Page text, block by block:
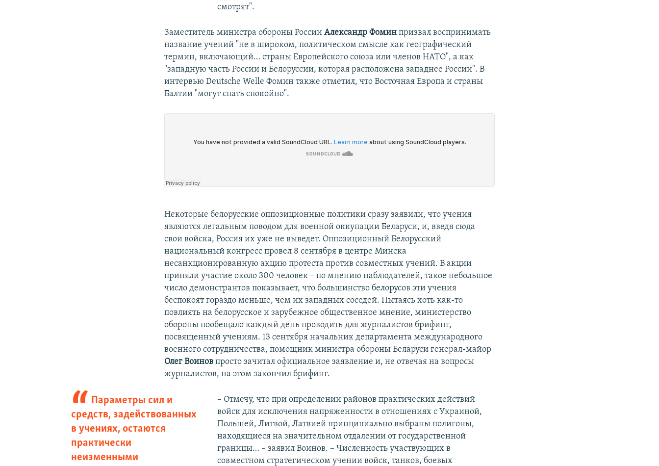
смотрят".
Заместитель министра обороны РоссииАлександр Фомин призвал воспринимать
название учений "не в широком, политическом смысле как географический
термин, включающий… страны Европейского союза или членов НАТО", а как
"западную часть России и Белоруссии, которая расположена западнее России". В
интервью Deutsche Welle Фомин также отметил, что Восточная Европа и страны
Балтии "могут спать спокойно".
Некоторые белорусские оппозиционные политики сразу заявили, что учения
являются легальным поводом для военной оккупации Беларуси, и, введя сюда
свои войска, Россия их уже не выведет. Оппозиционный Белорусский
национальный конгресс провел 8 сентября в центре Минска
несанкционированную акцию протеста против совместных учений. В акции
приняли участие около 300 человек – по мнению наблюдателей, такое небольшое
число демонстрантов показывает, что большинство белорусов эти учения
беспокоят гораздо меньше, чем их западных соседей. Пытаясь хоть как-то
повлиять на белорусское и зарубежное общественное мнение, министерство
обороны пообещало каждый день проводить для журналистов брифинг,
посвященный учениям. 13 сентября начальник департамента международного
военного сотрудничества, помощник министра обороны Беларуси генерал-майор
Олег Воиновпросто зачитал официальное заявление и, не отвечая на вопросы
журналистов, на этом закончил брифинг.
Параметры сил и
средств, задействованных
в учениях, остаются
практически
неизменными
– Отмечу, что при определении районов практических действий
войск для исключения напряженности в отношениях с Украиной,
Польшей, Литвой, Латвией принципиально выбраны полигоны,
находящиеся на значительном отдалении от государственной
границы… – заявил Воинов. – Численность участвующих в
совместном стратегическом учении войск, танков, боевых